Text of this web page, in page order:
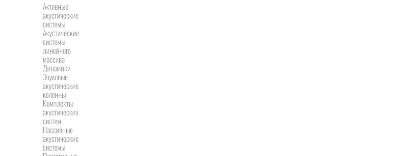
Активные
акустические
системы
Акустические
системы
линейного
массива
Динамики
Звуковые
акустические
колонны
Комплекты
акустических
систем
Пассивные
акустические
системы